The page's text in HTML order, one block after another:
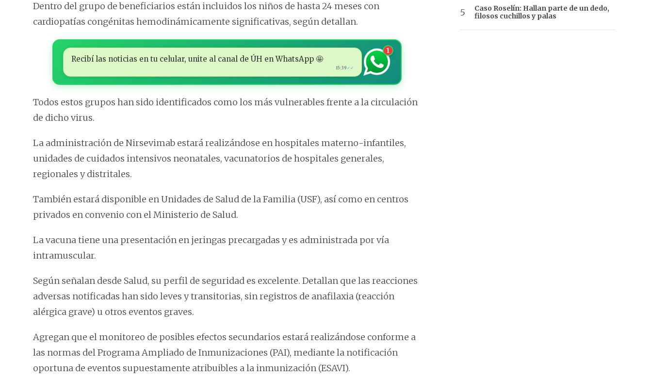
Dentro del grupo de beneficiarios están incluidos los niños de hasta 24 meses con
cardiopatías congénitas hemodinámicamente significativas, según detallan.
Recibí las noticias en tu celular, unite al canal de ÚH en WhatsApp 🤩
15:39 ✓✓
1
Todos estos grupos han sido identificados como los más vulnerables frente a la circulación
de dicho virus.
La administración de Nirsevimab estará realizándose en hospitales materno-infantiles,
unidades de cuidados intensivos neonatales, vacunatorios de hospitales generales,
regionales y distritales.
También estará disponible en Unidades de Salud de la Familia (USF), así como en centros
privados en convenio con el Ministerio de Salud.
La vacuna tiene una presentación en jeringas precargadas y es administrada por vía
intramuscular.
Según señalan desde Salud, su perfil de seguridad es excelente. Detallan que las reacciones
adversas notificadas han sido leves y transitorias, sin registros de anafilaxia (reacción
alérgica grave) u otros eventos graves.
Agregan que el monitoreo de posibles efectos secundarios estará realizándose conforme a
las normas del Programa Ampliado de Inmunizaciones (PAI), mediante la notificación
oportuna de eventos supuestamente atribuibles a la inmunización (ESAVI).
Caso Roselín: Hallan parte de un dedo,
filosos cuchillos y palas